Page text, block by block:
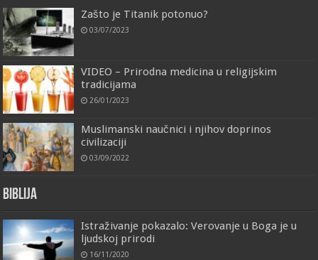
Zašto je Titanik potonuo?
03/07/2023
VIDEO – Prirodna medicina u religijskim
tradicijama
26/01/2023
Muslimanski naučnici i njihov doprinos
civilizaciji
03/09/2022
Biblija
Istraživanje pokazalo: Verovanje u Boga je u
ljudskoj prirodi
16/11/2020